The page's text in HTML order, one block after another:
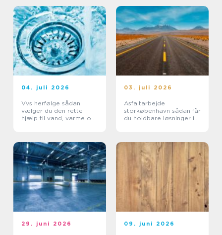
04. juli 2026
Vvs herfølge sådan
vælger du den rette
hjælp til vand, varme og
03. juli 2026
Asfaltarbejde
storkøbenhavn sådan får
du holdbare løsninger i
29. juni 2026 09. juni 2026